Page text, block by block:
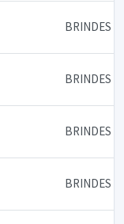
BRINDES E
BRINDES E
BRINDES E
BRINDES E